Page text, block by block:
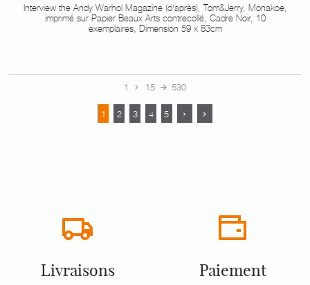
Interview the Andy Warhol Magazine (d'après), Tom&Jerry, Monakoe,
imprimé sur Papier Beaux Arts contrecollé, Cadre Noir, 10
exemplaires, Dimension 59 x 83cm
1 15 530
1 2 3 4 5
Livraisons Paiement